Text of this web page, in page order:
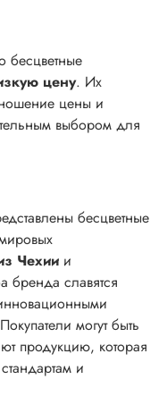
бесцветные
цену. Их
цены и
выбором для
бесцветные
Чехии и
бренда славятся
могут быть
продукцию, которая
и